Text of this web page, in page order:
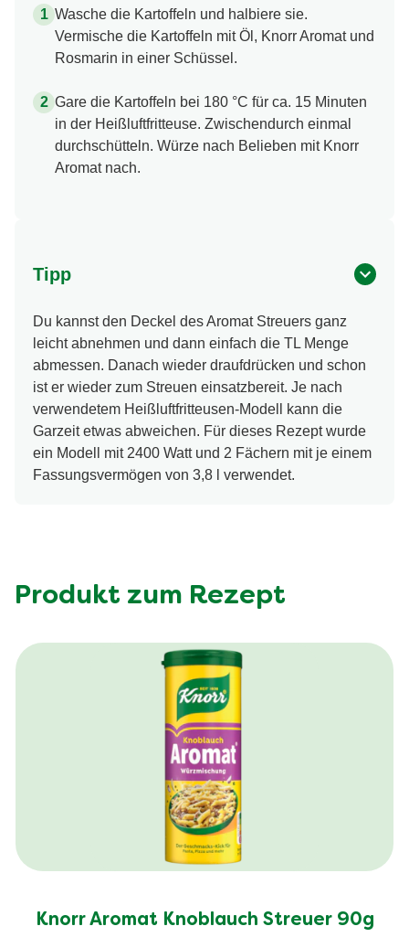
Wasche die Kartoffeln und halbiere sie.
Vermische die Kartoffeln mit Öl, Knorr Aromat und
Rosmarin in einer Schüssel.
Gare die Kartoffeln bei 180 °C für ca. 15 Minuten
in der Heißluftfritteuse. Zwischendurch einmal
durchschütteln. Würze nach Belieben mit Knorr
Aromat nach.
Tipp
Du kannst den Deckel des Aromat Streuers ganz
leicht abnehmen und dann einfach die TL Menge
abmessen. Danach wieder draufdrücken und schon
ist er wieder zum Streuen einsatzbereit. Je nach
verwendetem Heißluftfritteusen-Modell kann die
Garzeit etwas abweichen. Für dieses Rezept wurde
ein Modell mit 2400 Watt und 2 Fächern mit je einem
Fassungsvermögen von 3,8 l verwendet.
Produkt zum Rezept
Knorr Aromat Knoblauch Streuer 90g